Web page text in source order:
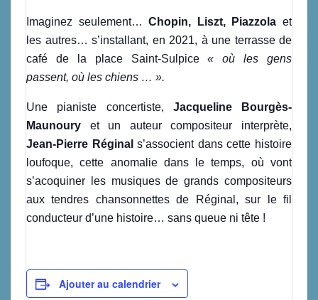
Imaginez seulement…Chopin, Liszt, Piazzola et
les autres… s’installant, en 2021, à une terrasse de
café de la place Saint-Sulpice« où les gens
passent, où les chiens … ».
Une pianiste concertiste, Jacqueline Bourgès-
Maunoury et un auteur compositeur interprète,
Jean-Pierre Réginal s’associent dans cette histoire
loufoque, cette anomalie dans le temps, où vont
s’acoquiner les musiques de grands compositeurs
aux tendres chansonnettes de Réginal, sur le fil
conducteur d’une histoire… sans queue ni tête !
Ajouter au calendrier